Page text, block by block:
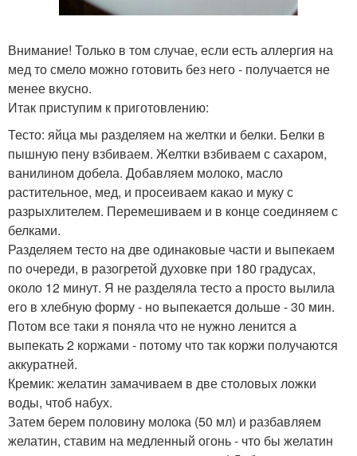
Внимание! Только в том случае, если есть аллергия на
мед то смело можно готовить без него - получается не
менее вкусно.
Итак приступим к приготовлению:
Тесто: яйца мы разделяем на желтки и белки. Белки в
пышную пену взбиваем. Желтки взбиваем с сахаром,
ванилином добела. Добавляем молоко, масло
растительное, мед, и просеиваем какао и муку с
разрыхлителем. Перемешиваем и в конце соединяем с
белками.
Разделяем тесто на две одинаковые части и выпекаем
по очереди, в разогретой духовке при 180 градусах,
около 12 минут. Я не разделяла тесто а просто вылила
его в хлебную форму - но выпекается дольше - 30 мин.
Потом все таки я поняла что не нужно ленится а
выпекать 2 коржами - потому что так коржи получаются
аккуратней.
Кремик: желатин замачиваем в две столовых ложки
воды, чтоб набух.
Затем берем половину молока (50 мл) и разбавляем
желатин, ставим на медленный огонь - что бы желатин